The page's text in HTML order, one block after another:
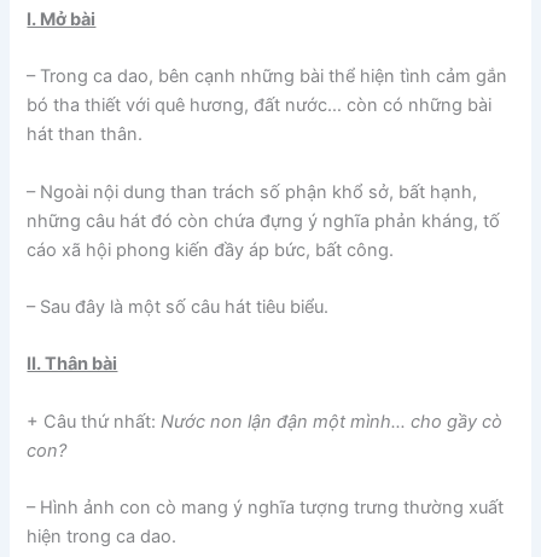
I. Mở bài
– Trong ca dao, bên cạnh những bài thể hiện tình cảm gắn
bó tha thiết với quê hương, đất nước… còn có những bài
hát than thân.
– Ngoài nội dung than trách số phận khổ sở, bất hạnh,
những câu hát đó còn chứa đựng ý nghĩa phản kháng, tố
cáo xã hội phong kiến đầy áp bức, bất công.
– Sau đây là một số câu hát tiêu biểu.
II. Thân bài
+ Câu thứ nhất:Nước non lận đận một mình… cho gầy cò
con?
– Hình ảnh con cò mang ý nghĩa tượng trưng thường xuất
hiện trong ca dao.